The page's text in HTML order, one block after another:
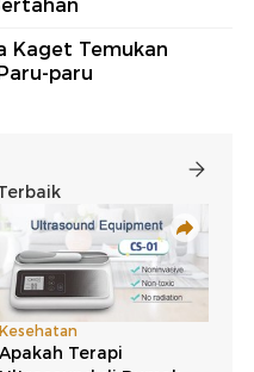
Kaget Temukan
paru